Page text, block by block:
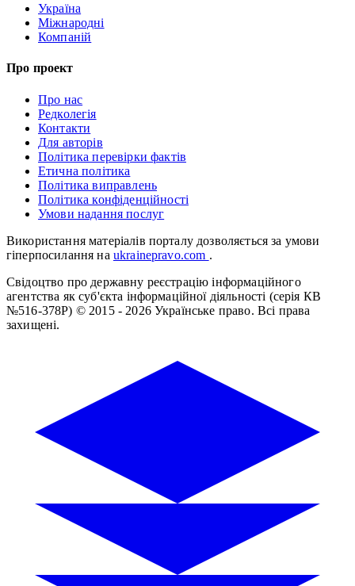
Україна
Міжнародні
Компаній
Про проект
Про нас
Редколегія
Контакти
Для авторів
Політика перевірки фактів
Етична політика
Політика виправлень
Політика конфіденційності
Умови надання послуг
Використання матеріалів порталу дозволяється за умови
гіперпосилання на ukrainepravo.com .
Свідоцтво про державну реєстрацію інформаційного
агентства як суб'єкта інформаційної діяльності (серія КВ
№516-378Р) © 2015 - 2026 Українське право. Всі права
захищені.